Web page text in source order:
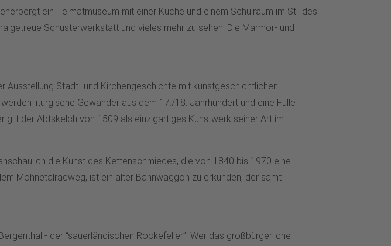
ein Heimatmuseum mit einer Küche und einem Schulraum im Stil des
Schusterwerkstatt und vieles mehr zu sehen. Die Marmor- und
Ausstellung Stadt -und Kirchengeschichte mit kunstgeschichtlichen
liturgische Gewänder aus dem 17./18. Jahrhundert und eine Fülle
gilt der Abtskelch von 1509 als einzigartiges Kunstwerk seiner Art im
die Kunst des Kettenschmiedes, die von 1840 bis 1970 eine
Möhnetalradweg, ist ein alter Bahnwaggon zu erkunden, der samt
- der “sauerländischen Rockefeller”. Wer das großbürgerliche